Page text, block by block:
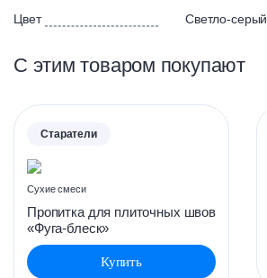
Цвет Светло-серый
С этим товаром покупают
Старатели
Сухие смеси
Пропитка для плиточных швов
«Фуга-блеск»
Купить